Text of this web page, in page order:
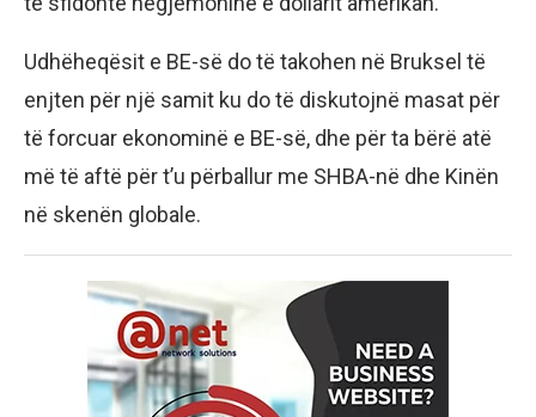
Udhëheqësit e BE-së do të takohen në Bruksel të
enjten për një samit ku do të diskutojnë masat për
të forcuar ekonominë e BE-së, dhe për ta bërë atë
më të aftë për t’u përballur me SHBA-në dhe Kinën
në skenën globale.